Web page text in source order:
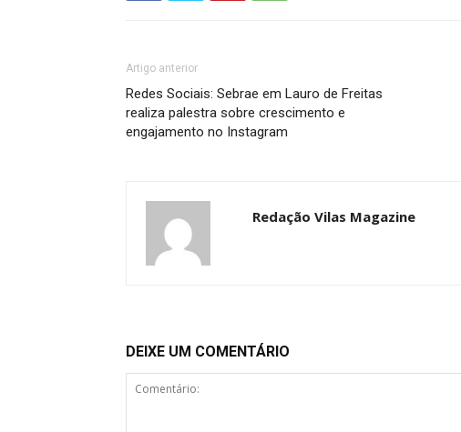
Artigo anterior
Redes Sociais: Sebrae em Lauro de Freitas
realiza palestra sobre crescimento e
engajamento no Instagram
Redação Vilas Magazine
DEIXE UM COMENTÁRIO